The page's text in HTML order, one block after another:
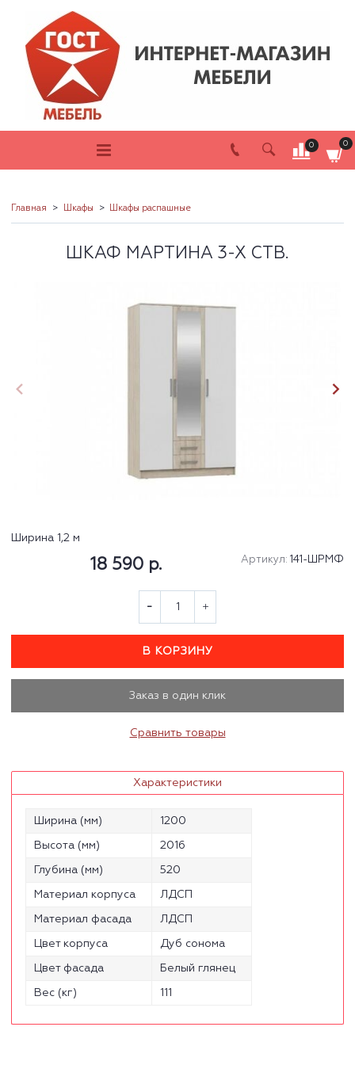
0 0
Главная Шкафы Шкафы распашные
ШКАФ МАРТИНА 3-Х СТВ.
Ширина 1,2 м
Артикул: 141-ШРМФ
18 590 р.
В КОРЗИНУ
Заказ в один клик
Сравнить товары
Характеристики
Ширина (мм) 1200
Высота (мм) 2016
Глубина (мм) 520
Материал корпуса ЛДСП
Материал фасада ЛДСП
Цвет корпуса Дуб сонома
Цвет фасада Белый глянец
Вес (кг) 111